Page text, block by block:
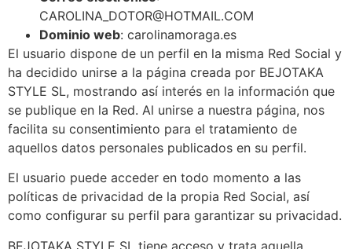
CAROLINA_DOTOR@HOTMAIL.COM
Dominio web: carolinamoraga.es
El usuario dispone de un perfil en la misma Red Social y
ha decidido unirse a la página creada por BEJOTAKA
STYLE SL, mostrando así interés en la información que
se publique en la Red. Al unirse a nuestra página, nos
facilita su consentimiento para el tratamiento de
aquellos datos personales publicados en su perfil.
El usuario puede acceder en todo momento a las
políticas de privacidad de la propia Red Social, así
como configurar su perfil para garantizar su privacidad.
BEJOTAKA STYLE SL tiene acceso y trata aquella